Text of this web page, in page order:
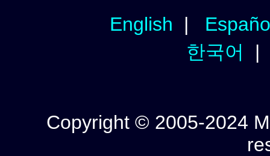
English |
한국어
Copyright © 2005-2024